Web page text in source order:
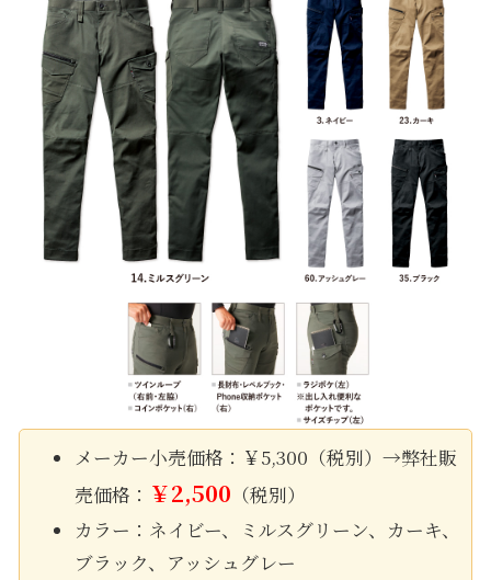
メーカー小売価格：￥5,300（税別）→弊社販
売価格： ￥2,500 （税別）
カラー：ネイビー、ミルスグリーン、カーキ、
ブラック、アッシュグレー